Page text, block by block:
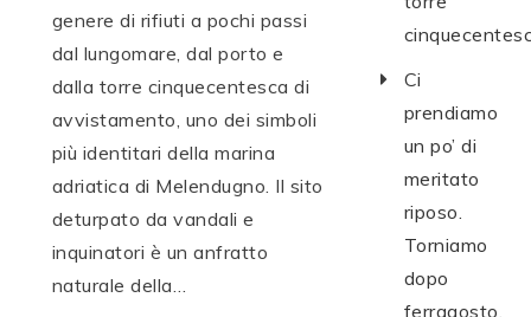
genere di rifiuti a pochi passi
dal lungomare, dal porto e
dalla torre cinquecentesca di
avvistamento, uno dei simboli
più identitari della marina
adriatica di Melendugno. Il sito
deturpato da vandali e
inquinatori è un anfratto
naturale della…
Ci
prendiamo
un po’ di
meritato
riposo.
Torniamo
dopo
ferragosto.